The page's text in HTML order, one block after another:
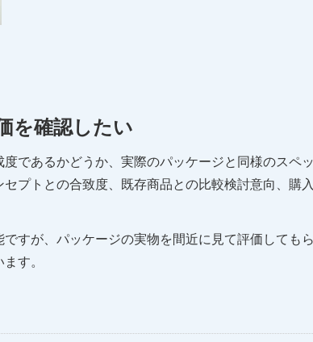
を確認したい
であるかどうか、実際のパッケージと同様のスペ
プトとの合致度、既存商品との比較検討意向、購
すが、パッケージの実物を間近に見て評価しても
す。